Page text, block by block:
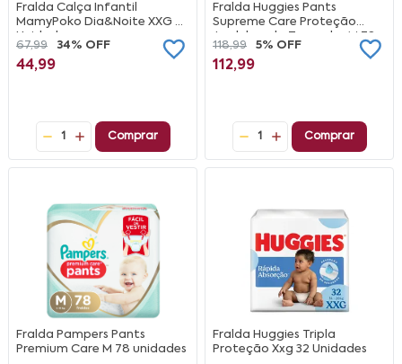
Fralda Calça Infantil
MamyPoko Dia&Noite XXG 22
Unidades
67,99 34% OFF
44,99
1 Comprar
Fralda Huggies Pants
Supreme Care Proteção
Acolchoada Tamanho M 72
Unidades
118,99 5% OFF
112,99
1 Comprar
Fralda Pampers Pants
Premium Care M 78 unidades
Fralda Huggies Tripla
Proteção Xxg 32 Unidades